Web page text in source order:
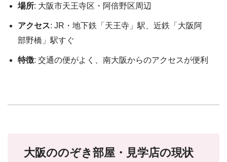
場所: 大阪市天王寺区・阿倍野区周辺
アクセス: JR・地下鉄「天王寺」駅、近鉄「大阪阿
部野橋」駅すぐ
特徴: 交通の便がよく、南大阪からのアクセスが便利
大阪ののぞき部屋・見学店の現状